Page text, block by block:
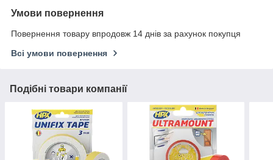
Умови повернення
Повернення товару впродовж 14 днів за рахунок покупця
Всі умови повернення
Подібні товари компанії